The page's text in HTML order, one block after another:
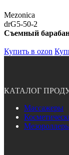
Mezonica
drG5-50-2
Съемный
Купить в ozon
КАТАЛОГ
Массажеры